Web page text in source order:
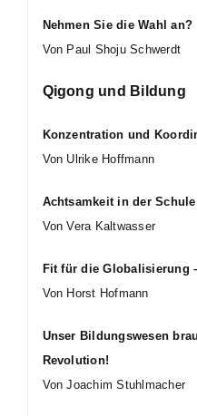
Nehmen Sie die Wahl an?
Von Paul Shoju Schwerdt
Qigong und Bildung
Konzentration und
Von Ulrike Hoffmann
Achtsamkeit in der
Von Vera Kaltwasser
Fit für die Globalisierung
Von Horst Hofmann
Unser Bildungswesen
Revolution!
Von Joachim Stuhlmacher